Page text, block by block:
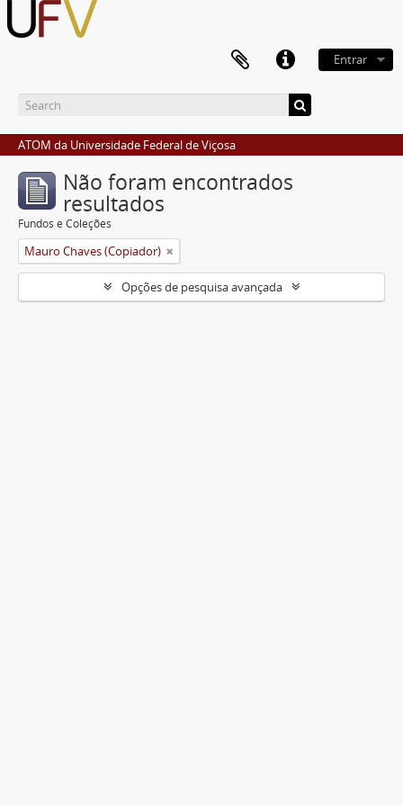
Entrar
ATOM da Universidade Federal de Viçosa
Não foram encontrados
resultados
Fundos e Coleções
Mauro Chaves (Copiador)
Opções de pesquisa avançada